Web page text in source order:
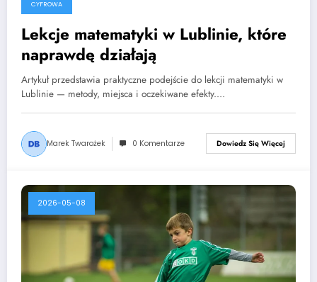
CYFROWA
Lekcje matematyki w Lublinie, które
naprawdę działają
Artykuł przedstawia praktyczne podejście do lekcji matematyki w
Lublinie — metody, miejsca i oczekiwane efekty.…
Marek Twarożek 0 Komentarze Dowiedz Się Więcej
2026-05-08